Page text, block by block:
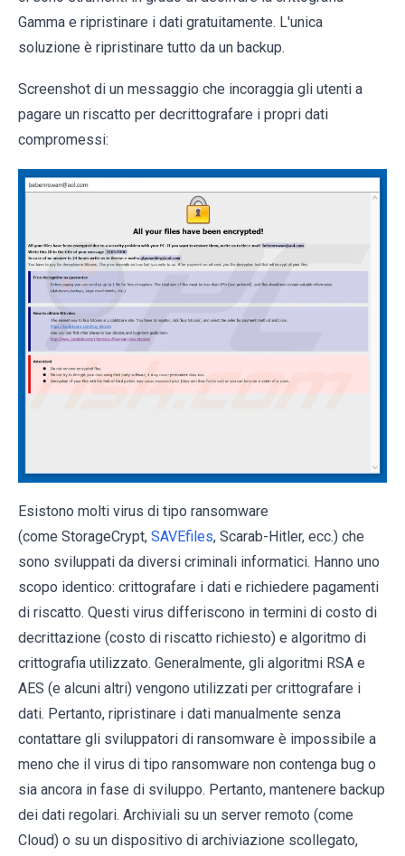
Gamma e ripristinare i dati gratuitamente. L'unica
soluzione è ripristinare tutto da un backup.
Screenshot di un messaggio che incoraggia gli utenti a
pagare un riscatto per decrittografare i propri dati
compromessi:
Esistono molti virus di tipo ransomware
(come StorageCrypt, SAVEfiles, Scarab-Hitler, ecc.) che
sono sviluppati da diversi criminali informatici. Hanno uno
scopo identico: crittografare i dati e richiedere pagamenti
di riscatto. Questi virus differiscono in termini di costo di
decrittazione (costo di riscatto richiesto) e algoritmo di
crittografia utilizzato. Generalmente, gli algoritmi RSA e
AES (e alcuni altri) vengono utilizzati per crittografare i
dati. Pertanto, ripristinare i dati manualmente senza
contattare gli sviluppatori di ransomware è impossibile a
meno che il virus di tipo ransomware non contenga bug o
sia ancora in fase di sviluppo. Pertanto, mantenere backup
dei dati regolari. Archiviali su un server remoto (come
Cloud) o su un dispositivo di archiviazione scollegato,